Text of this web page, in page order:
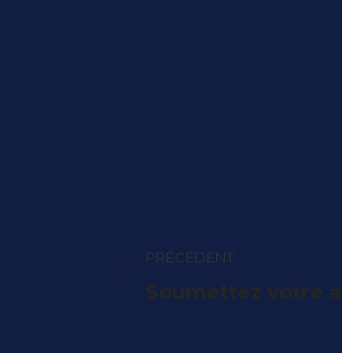
article
PRÉCÉDENT
Article
Soumettez votre